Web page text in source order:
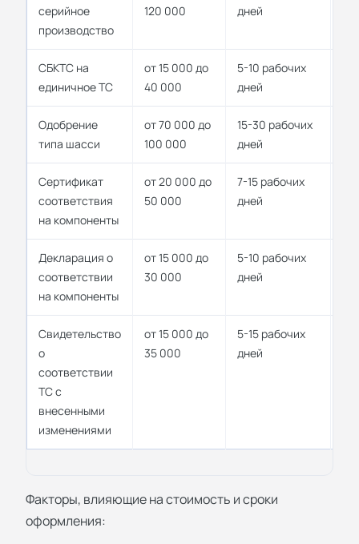
серийное
производство
120 000
дней
СБКТС на
единичное ТС
от 15 000 до
40 000
5-10 рабочих
дней
Одобрение
типа шасси
от 70 000 до
100 000
15-30 рабочих
дней
Сертификат
соответствия
на компоненты
от 20 000 до
50 000
7-15 рабочих
дней
Декларация о
соответствии
на компоненты
от 15 000 до
30 000
5-10 рабочих
дней
Свидетельство
о
соответствии
ТС с
внесенными
изменениями
от 15 000 до
35 000
5-15 рабочих
дней
Факторы, влияющие на стоимость и сроки
оформления: